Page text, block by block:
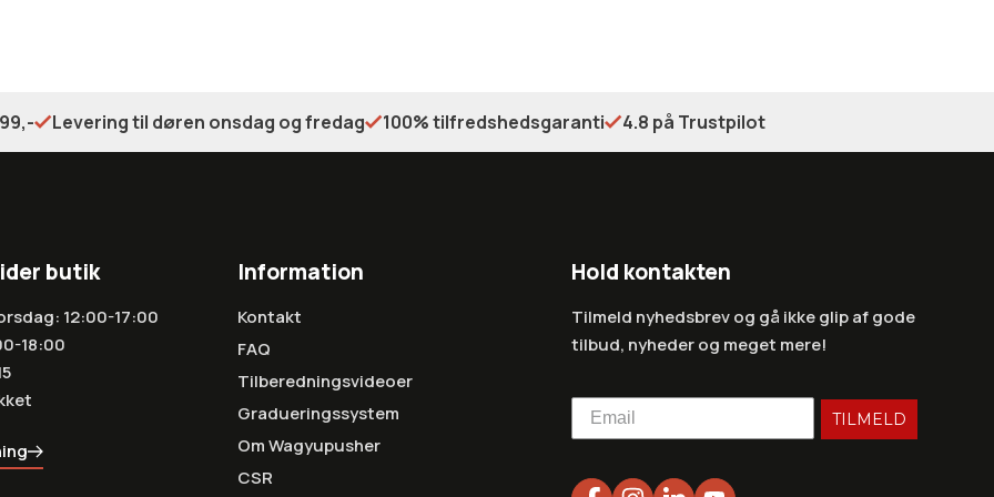
Levering til døren onsdag og fredag 100% tilfredshedsgaranti 4.8 på Trustpilot
butik
12:00-17:00
18:00
Information
Kontakt
FAQ
Tilberedningsvideoer
Gradueringssystem
Om Wagyupusher
CSR
Hold kontakten
Tilmeld nyhedsbrev og gå ikke glip af gode
tilbud, nyheder og meget mere!
TILMELD